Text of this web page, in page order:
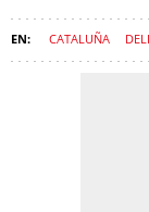
CATALUÑA